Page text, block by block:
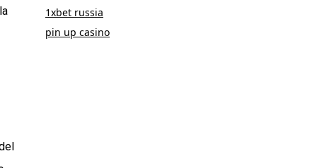
1xbet russia
pin up casino